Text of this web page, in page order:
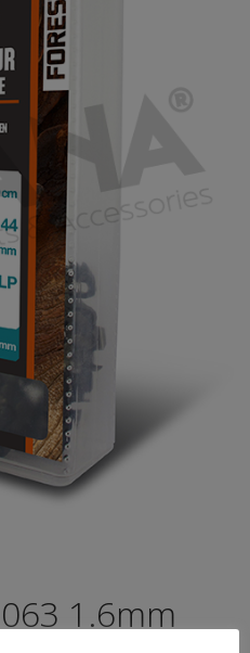
1.6mm